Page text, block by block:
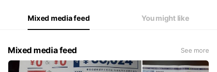
Mixed media feed You might like
Mixed media feed See more